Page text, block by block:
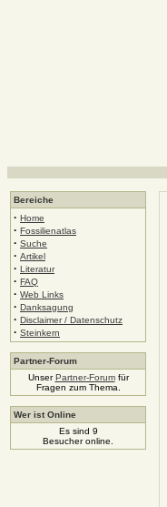
Bereiche
· Home
· Fossilienatlas
· Suche
· Artikel
· Literatur
· FAQ
· Web Links
· Danksagung
· Disclaimer / Datenschutz
· Steinkern
Partner-Forum
UnserPartner-Forumfür
Fragen zum Thema.
Wer ist Online
Es sind 9
Besucher online.